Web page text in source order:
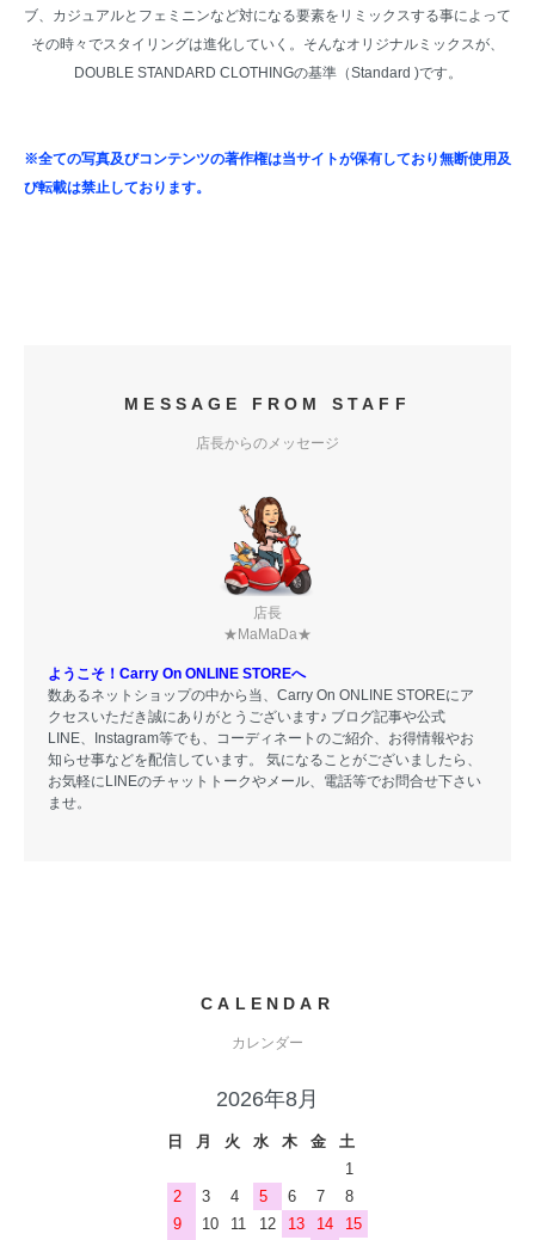
ブ、カジュアルとフェミニンなど対になる要素をリミックスする事によって
その時々でスタイリングは進化していく。そんなオリジナルミックスが、
DOUBLE STANDARD CLOTHINGの基準（Standard )です。
※全ての写真及びコンテンツの著作権は当サイトが保有しており無断使用及
び転載は禁止しております。
MESSAGE FROM STAFF
店長からのメッセージ
店長
★MaMaDa★
ようこそ！Carry On ONLINE STOREへ
数あるネットショップの中から当、Carry On ONLINE STOREにア
クセスいただき誠にありがとうございます♪ ブログ記事や公式
LINE、Instagram等でも、コーディネートのご紹介、お得情報やお
知らせ事などを配信しています。 気になることがございましたら、
お気軽にLINEのチャットトークやメール、電話等でお問合せ下さい
ませ。
CALENDAR
カレンダー
2026年8月
日 月 火 水 木 金
土
1
2
3 4 5 6 7
8
9
10 11 12 13 14 15